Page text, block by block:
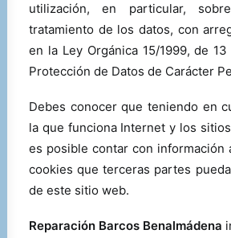
LLAMAR 620 807 270
SERVICIOS
CONTACTO
utilización, en particular,
tratamiento de los datos, con
en la Ley Orgánica 15/1999, de
Protección de Datos de Carácter
Debes conocer que teniendo en
la que funciona Internet y los
es posible contar con información
cookies que terceras partes
de este sitio web.
Reparación Barcos Benalmádena